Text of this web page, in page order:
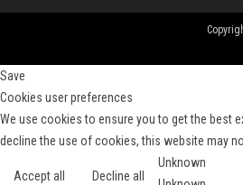
Save
Cookies user preferences
We use cookies to ensure you to get the best
decline the use of cookies, this website may
Accept all Decline all
Unknown